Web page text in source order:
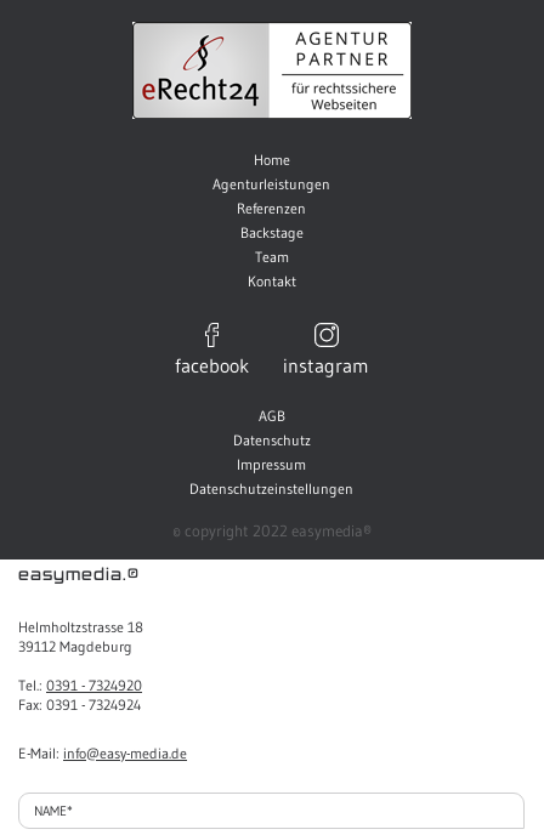
Home
Agenturleistungen
Referenzen
Backstage
Team
Kontakt
facebook instagram
AGB
Datenschutz
Impressum
Datenschutzeinstellungen
© copyright 2022 easymedia®
easymedia.®
Helmholtzstrasse 18
39112 Magdeburg
Tel.: 0391 - 7324920
Fax: 0391 - 7324924
E-Mail: info@easy-media.de